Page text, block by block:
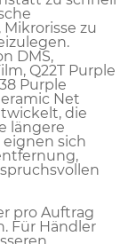
zu
DMS,
Q22T Purple
Purple
Net
die
längere
sich
pro Auftrag
Für Händler